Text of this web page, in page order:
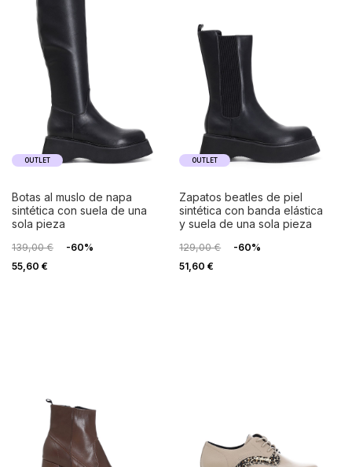
OUTLET
botas al muslo de napa
sintética con suela de una
sola pieza
139,00 €
-60%
55,60 €
OUTLET
zapatos beatles de piel
sintética con banda elástica
y suela de una sola pieza
129,00 €
-60%
51,60 €